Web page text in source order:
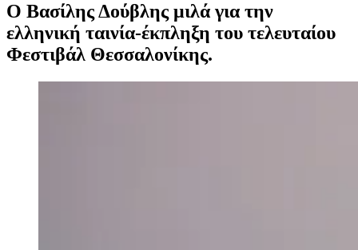
Ο Βασίλης Δούβλης μιλά για την
ελληνική ταινία-έκπληξη του τελευταίου
Φεστιβάλ Θεσσαλονίκης.